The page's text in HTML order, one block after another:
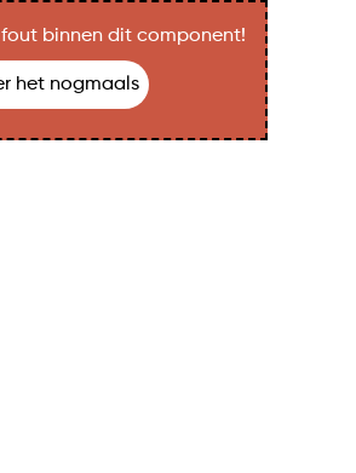
binnen dit component!
het nogmaals